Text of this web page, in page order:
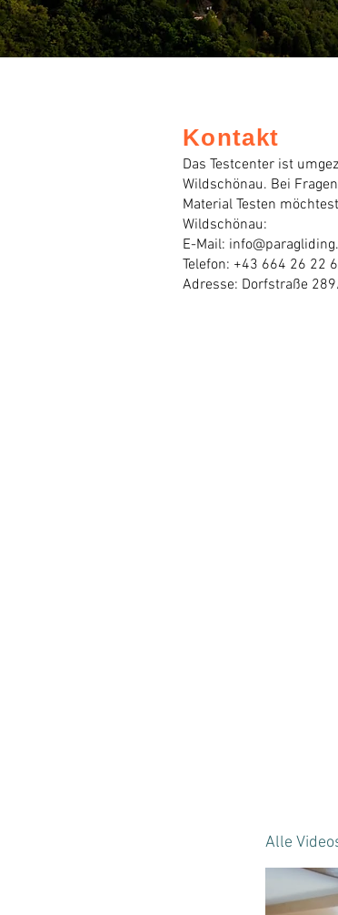
Kontakt
Das Testcenter ist
Wildschönau. Bei
Material Testen
Wildschönau:​
E-Mail:
Telefon: +43 664 26 22
Adresse: Dorfstraße
Alle